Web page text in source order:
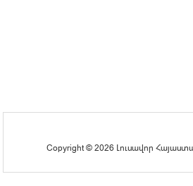
Copyright © 2026 Լուսավոր